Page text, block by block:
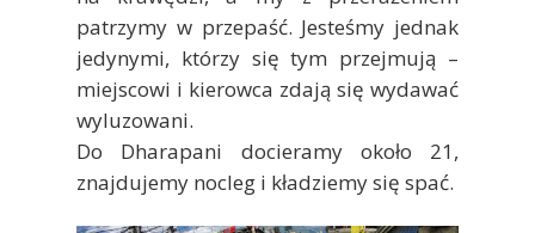
patrzymy w przepaść. Jesteśmy jednak
jedynymi, którzy się tym przejmują –
miejscowi i kierowca zdają się wydawać
wyluzowani.
Do Dharapani docieramy około 21,
znajdujemy nocleg i kładziemy się spać.